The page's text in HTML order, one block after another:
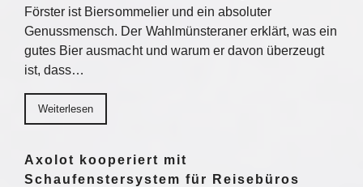
Förster ist Biersommelier und ein absoluter
Genussmensch. Der Wahlmünsteraner erklärt, was ein
gutes Bier ausmacht und warum er davon überzeugt
ist, dass…
Weiterlesen
Axolot kooperiert mit
Schaufenstersystem für Reisebüros